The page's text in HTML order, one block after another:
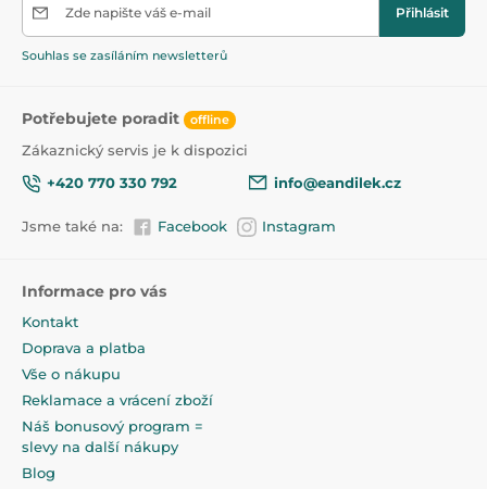
Zde napište váš e-mail Přihlásit
Souhlas se zasíláním newsletterů
Potřebujete poradit offline
Zákaznický servis je k dispozici
+420 770 330 792
info@eandilek.cz
Jsme také na: Facebook Instagram
Informace pro vás
Kontakt
Doprava a platba
Vše o nákupu
Reklamace a vrácení zboží
Náš bonusový program =
slevy na další nákupy
Blog